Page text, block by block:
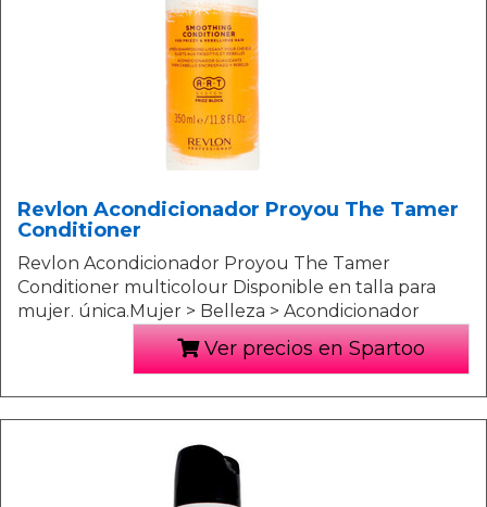
Revlon Acondicionador Proyou The Tamer
Conditioner
Revlon Acondicionador Proyou The Tamer
Conditioner multicolour Disponible en talla para
mujer. única.Mujer > Belleza > Acondicionador
Ver precios en Spartoo